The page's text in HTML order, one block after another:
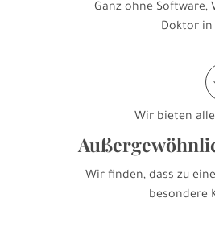
Ganz ohne Software,
Doktor in
Wir bieten
Wir finden, dass zu
besondere